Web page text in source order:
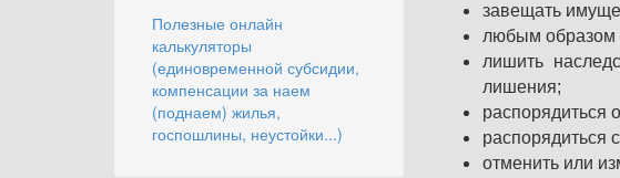
Полезные онлайн
калькуляторы
(единовременной субсидии,
компенсации за наем
(поднаем) жилья,
госпошлины, неустойки...)
завещать
любым образом
лишить
лишения;
распорядиться
распорядиться
отменить или